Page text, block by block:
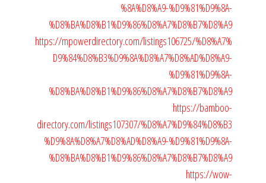
%8A%D8%A9-%D9%81%D9%8A-
%D8%BA%D8%B1%D9%86%D8%A7%D8%B7%D8%A9
https://mpowerdirectory.com/listings106725/%D8%A7%
D9%84%D8%B3%D9%8A%D8%A7%D8%AD%D8%A9-
%D9%81%D9%8A-
%D8%BA%D8%B1%D9%86%D8%A7%D8%B7%D8%A9
https://bamboo-
directory.com/listings107307/%D8%A7%D9%84%D8%B3
%D9%8A%D8%A7%D8%AD%D8%A9-%D9%81%D9%8A-
%D8%BA%D8%B1%D9%86%D8%A7%D8%B7%D8%A9
https://wow-